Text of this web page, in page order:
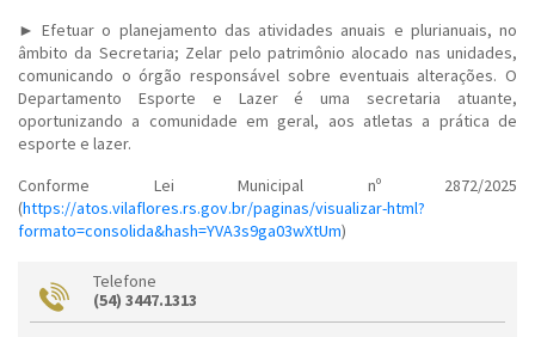
► Efetuar o planejamento das atividades anuais e plurianuais, no
âmbito da Secretaria; Zelar pelo patrimônio alocado nas unidades,
comunicando o órgão responsável sobre eventuais alterações. O
Departamento Esporte e Lazer é uma secretaria atuante,
oportunizando a comunidade em geral, aos atletas a prática de
esporte e lazer.
Conforme Lei Municipal nº 2872/2025
(https://atos.vilaflores.rs.gov.br/paginas/visualizar-html?
formato=consolida&hash=YVA3s9ga03wXtUm)
Telefone
(54) 3447.1313